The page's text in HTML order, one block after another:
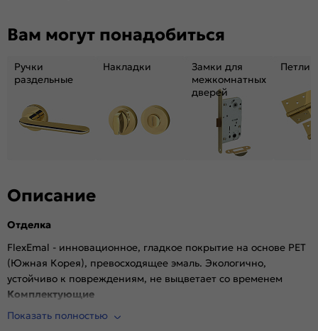
Вес, кг:
Кромка:
Алюминиевая черная матовая
Гладкая, матовая
Возможность покраски:
Нет
Для влажных помещений:
Да
Уровень шумоизоляции:
Фрезеровка под петли:
Износостойкость:
Высокая
Пропускает свет:
Подходит под двухстворчатый проём:
Гарантия (лет):
Материал:
Вам могут понадобиться
Ручки
раздельные
Накладки
Замки для
межкомнатных
дверей
Петли
Описание
Отделка
FlexEmal - инновационное, гладкое покрытие на основе PET
(Южная Корея), превосходящее эмаль. Экологично,
устойчиво к повреждениям, не выцветает со временем
Комплектующие
Врезана магнитная защелка AGB, выполнена фрезеровка
Показать полностью